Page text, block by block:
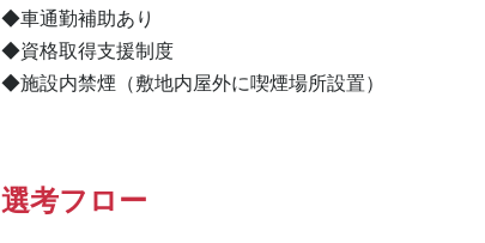
◆車通勤補助あり
◆資格取得支援制度
◆施設内禁煙（敷地内屋外に喫煙場所設置）
選考フロー